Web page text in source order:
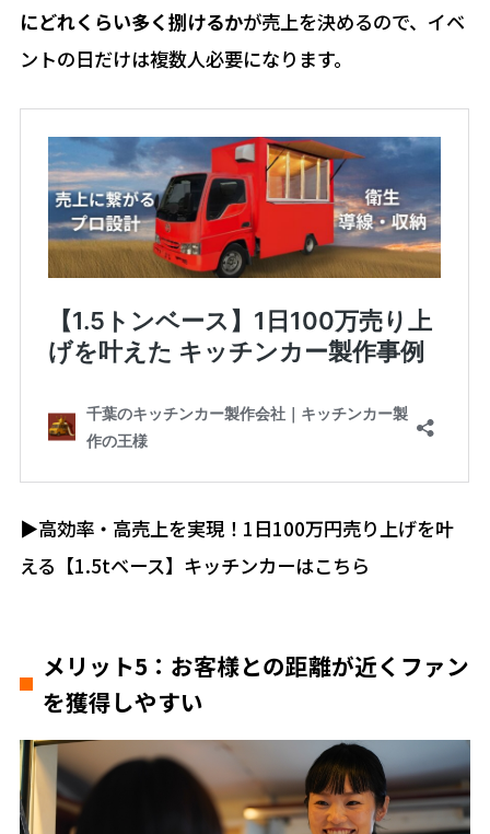
にどれくらい多く捌けるかが売上を決めるので、イベ
ントの日だけは複数人必要になります。
▶︎高効率・高売上を実現！1日100万円売り上げを叶
える【1.5tベース】キッチンカーはこちら
メリット5：お客様との距離が近くファン
を獲得しやすい